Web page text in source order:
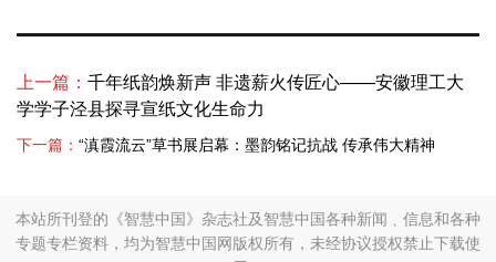
上一篇： 千年纸韵焕新声 非遗薪火传匠心——安徽理工大
学学子泾县探寻宣纸文化生命力
下一篇： “滇霞流云”草书展启幕：墨韵铭记抗战 传承伟大精神
本站所刊登的《智慧中国》杂志社及智慧中国各种新闻﹑信息和各种
专题专栏资料，均为智慧中国网版权所有，未经协议授权禁止下载使